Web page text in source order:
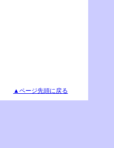
▲ページ先頭に戻る